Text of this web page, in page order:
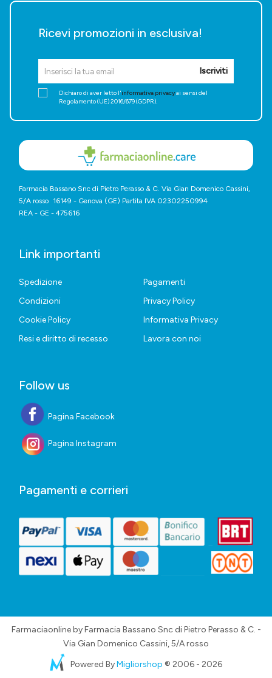
Ricevi promozioni in esclusiva!
Iscriviti
Dichiaro di aver letto l'informativa privacyai sensi del
Regolamento (UE) 2016/679 (GDPR).
Farmacia Bassano Snc di Pietro Perasso & C. Via Gian Domenico Cassini,
5/A rosso 16149 - Genova (GE) Partita IVA 02302250994
REA - GE - 475616
Link importanti
Spedizione
Pagamenti
Condizioni
Privacy Policy
Cookie Policy
Informativa Privacy
Resi e diritto di recesso
Lavora con noi
Follow us
Pagina Facebook
Pagina Instagram
Pagamenti e corrieri
Farmaciaonline by Farmacia Bassano Snc di Pietro Perasso & C. -
Via Gian Domenico Cassini, 5/A rosso
Powered ByMigliorshop ® 2006 - 2026